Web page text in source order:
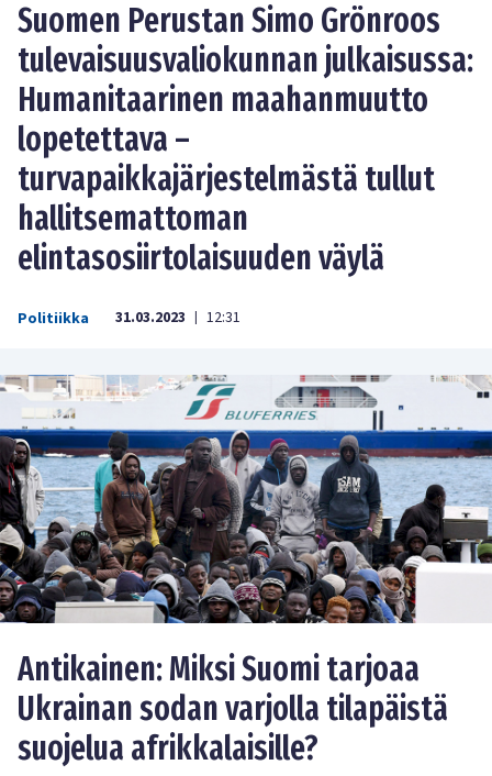
Suomen Perustan Simo Grönroos
tulevaisuusvaliokunnan julkaisussa:
Humanitaarinen maahanmuutto
lopetettava –
turvapaikkajärjestelmästä tullut
hallitsemattoman
elintasosiirtolaisuuden väylä
Politiikka 31.03.2023 | 12:31
Antikainen: Miksi Suomi tarjoaa
Ukrainan sodan varjolla tilapäistä
suojelua afrikkalaisille?